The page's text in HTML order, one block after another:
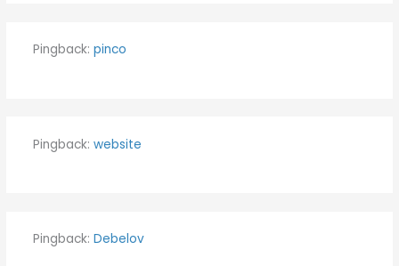
Pingback: pinco
Pingback: website
Pingback: Debelov